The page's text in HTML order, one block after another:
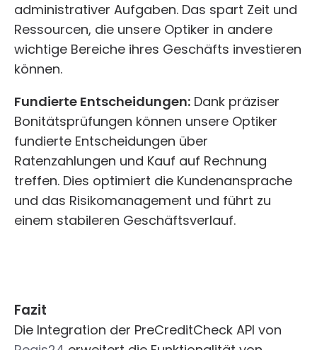
administrativer Aufgaben. Das spart Zeit und
Ressourcen, die unsere Optiker in andere
wichtige Bereiche ihres Geschäfts investieren
können.
Fundierte Entscheidungen: Dank präziser
Bonitätsprüfungen können unsere Optiker
fundierte Entscheidungen über
Ratenzahlungen und Kauf auf Rechnung
treffen. Dies optimiert die Kundenansprache
und das Risikomanagement und führt zu
einem stabileren Geschäftsverlauf.
Fazit
Die Integration der PreCreditCheck API von